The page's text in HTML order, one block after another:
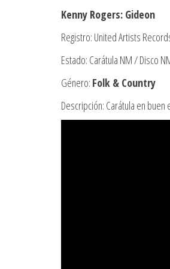
Kenny Rogers: Gideon
Registro: United Artists
Estado: Carátula NM / Disco
Género: Folk & Country
Descripción: Carátula en